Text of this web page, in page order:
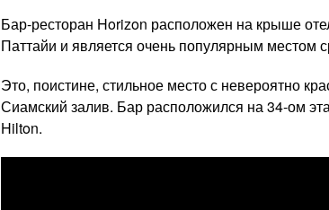
Бар-ресторан Horizon расположен на крыше
Паттайи и является очень популярным местом
Это, поистине, стильное место с невероятно
Сиамский залив. Бар расположился на 34-ом
Hilton.